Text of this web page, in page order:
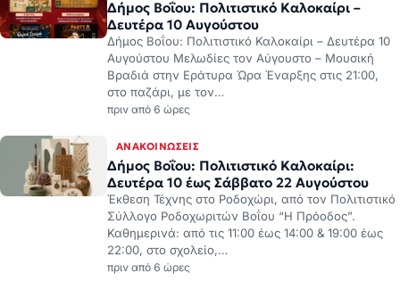
Δήμος Βοΐου: Πολιτιστικό Καλοκαίρι – Δευτέρα 10
Αυγούστου Μελωδίες τον Αύγουστο – Μουσική
Βραδιά στην Εράτυρα Ώρα Έναρξης στις 21:00,
στο παζάρι, με τον…
πριν από 6 ώρες
Δήμος Βοΐου: Πολιτιστικό Καλοκαίρι:
Δευτέρα 10 έως Σάββατο 22 Αυγούστου
Έκθεση Τέχνης στο Ροδοχώρι, από τον Πολιτιστικό
Σύλλογο Ροδοχωριτών Βοΐου “Η Πρόοδος”.
Καθημερινά: από τις 11:00 έως 14:00 & 19:00 έως
22:00, στο σχολείο,…
πριν από 6 ώρες